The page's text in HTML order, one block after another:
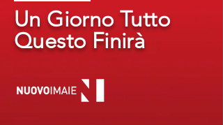
Un Giorno Tutto
Questo Finirà